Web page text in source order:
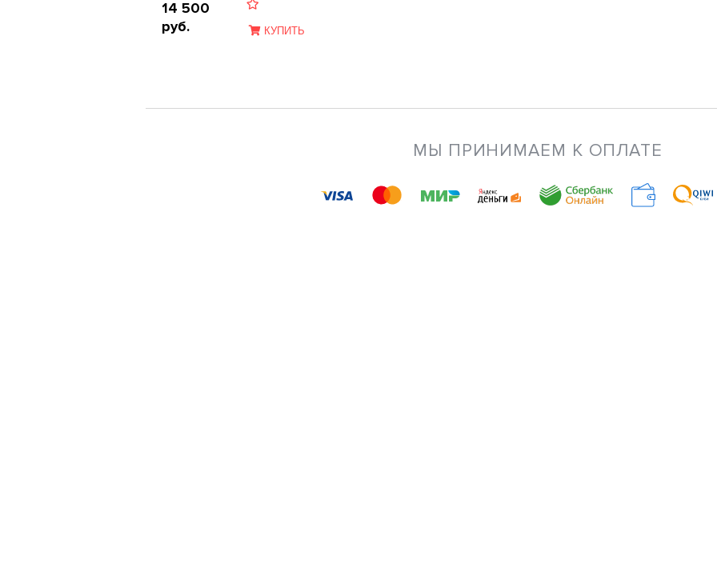
14 500
руб.
КУПИТЬ
МЫ ПРИНИМАЕМ К ОПЛАТЕ